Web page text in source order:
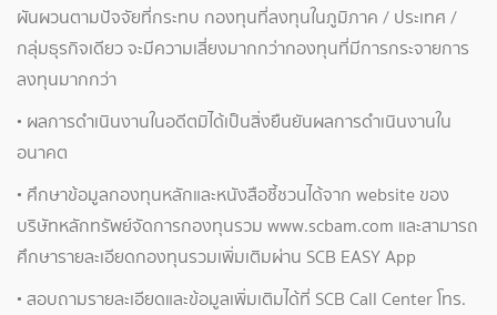
ผันผวนตามปัจจัยที่กระทบ กองทุนที่ลงทุนในภูมิภาค / ประเทศ /
กลุ่มธุรกิจเดียว จะมีความเสี่ยงมากกว่ากองทุนที่มีการกระจายการ
ลงทุนมากกว่า
• ผลการดำเนินงานในอดีตมิได้เป็นสิ่งยืนยันผลการดำเนินงานใน
อนาคต
• ศึกษาข้อมูลกองทุนหลักและหนังสือชี้ชวนได้จาก website ของ
บริษัทหลักทรัพย์จัดการกองทุนรวม www.scbam.com และสามารถ
ศึกษารายละเอียดกองทุนรวมเพิ่มเติมผ่าน SCB EASY App
• สอบถามรายละเอียดและข้อมูลเพิ่มเติมได้ที่ SCB Call Center โทร.